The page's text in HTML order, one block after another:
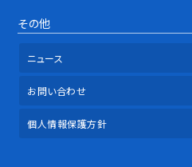
その他
ニュース
お問い合わせ
個人情報保護方針